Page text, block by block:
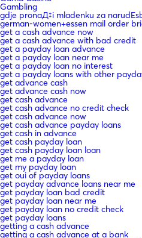
Gambling
gdje pronaД‡i mladenku za
german-women+essen mail order
get a cash advance now
get a cash advance with bad credit
get a payday loan advance
get a payday loan near me
get a payday loan no interest
get a payday loans with other
get advance cash
get advance cash now
get cash advance
get cash advance no credit check
get cash advance now
get cash advance payday loans
get cash in advance
get cash payday loan
get cash payday loan loan
get me a payday loan
get my payday loan
get oui of payday loans
get payday advance loans near me
get payday loan bad credit
get payday loan near me
get payday loan no credit check
get payday loans
getting a cash advance
getting a cash advance at a bank